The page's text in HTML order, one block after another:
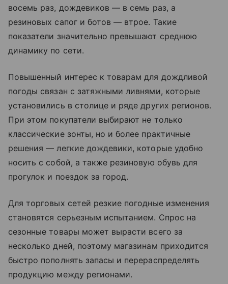
восемь раз, дождевиков — в семь раз, а
резиновых сапог и ботов — втрое. Такие
показатели значительно превышают среднюю
динамику по сети.
Повышенный интерес к товарам для дождливой
погоды связан с затяжными ливнями, которые
установились в столице и ряде других регионов.
При этом покупатели выбирают не только
классические зонты, но и более практичные
решения — легкие дождевики, которые удобно
носить с собой, а также резиновую обувь для
прогулок и поездок за город.
Для торговых сетей резкие погодные изменения
становятся серьезным испытанием. Спрос на
сезонные товары может вырасти всего за
несколько дней, поэтому магазинам приходится
быстро пополнять запасы и перераспределять
продукцию между регионами.